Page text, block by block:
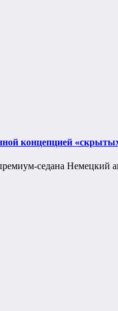
концепцией
седана Немецкий